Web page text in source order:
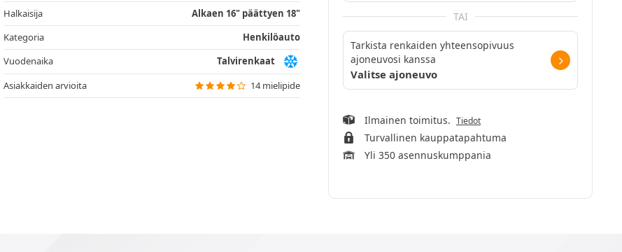
Halkaisija
Alkaen 16" päättyen 18"
Kategoria
Henkilöauto
Vuodenaika
Talvirenkaat
Asiakkaiden arvioita
14 mielipide
TAI
Tarkista renkaiden yhteensopivuus
ajoneuvosi kanssa
Valitse ajoneuvo
Ilmainen toimitus. Tiedot
Turvallinen kauppatapahtuma
Yli 350 asennuskumppania